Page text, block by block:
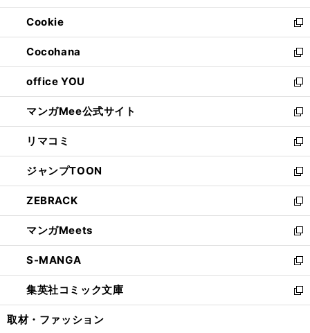
開
く
ウ
で
開
く
ン
ド
ウ
で
開
く
ウ
ィ
ン
ド
ウ
で
開
く
Cookie
新
し
い
ウ
ィ
ン
ド
ウ
で
開
く
Cocohana
新
し
い
ウ
ィ
ン
ド
ウ
で
開
く
office YOU
新
し
い
ウ
ィ
ン
ド
ウ
で
開
く
マンガMee公式サイト
新
し
い
ウ
ィ
ン
ド
ウ
で
開
く
リマコミ
新
し
い
ウ
ィ
ン
ド
ウ
で
開
く
ジャンプTOON
新
し
い
ウ
ィ
ン
ド
ウ
で
開
ZEBRACK
新
し
い
ウ
ィ
ン
ド
ウ
マンガMeets
新
し
い
ウ
ィ
ン
S-MANGA
新
し
い
ウ
集英社コミック文庫
新
し
取材・ファッション